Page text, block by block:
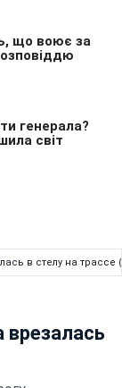
в стелу на трассе